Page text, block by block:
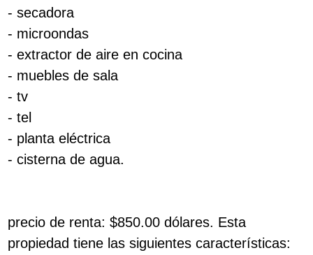
- secadora
- microondas
- extractor de aire en cocina
- muebles de sala
- tv
- tel
- planta eléctrica
- cisterna de agua.
precio de renta: $850.00 dólares. Esta
propiedad tiene las siguientes características: